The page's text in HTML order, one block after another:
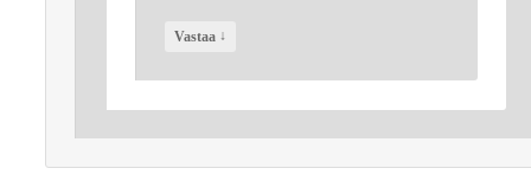
Vastaa ↓